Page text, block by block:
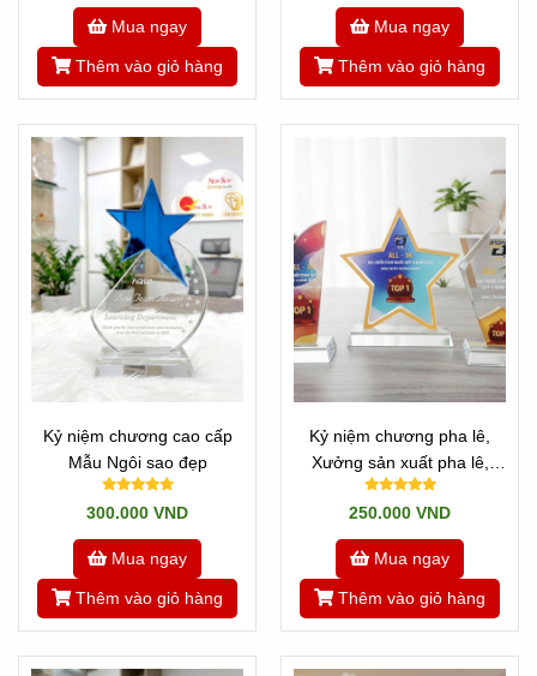
công ty nào có thể đáp ứng được.
---//---
*** Nếu Quí công ty đang cần gấp: hãy cứ liên hệ với chung
tôi. NHẬN LÀM GẤP, CHỈ CẦN BẠN TRẢ ĐÚNG GIÁ TRỊ.
Hotline: 0901460008
*** Nếu Quí công ty đang cần đơn vị UY TÍN, hãy đến với
chúng tôi. Tìm hiểu thêm
Về chúng tôi
Có thể tham khảo thêm nhiều sản phẩm tương tự Kỷ niệm
chương pha lê giá rẻ
Cúp sự kiện
Mua ngay
Thêm vào giỏ hàng
Mua ngay
Thêm vào giỏ hàng
Kỷ niệm chương cao cấp
Mẫu Ngôi sao đẹp
300.000 VND
Mua ngay
Thêm vào giỏ hàng
Kỷ niệm chương pha lê,
Xưởng sản xuất pha lê,
vinh danh đối tác
250.000 VND
Mua ngay
Thêm vào giỏ hàng